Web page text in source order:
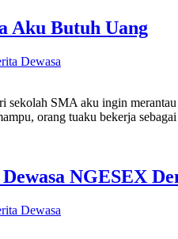
Aku Butuh Uang
Dewasa
sekolah SMA aku ingin
orang tuaku bekerja
NGESEX
Dewasa